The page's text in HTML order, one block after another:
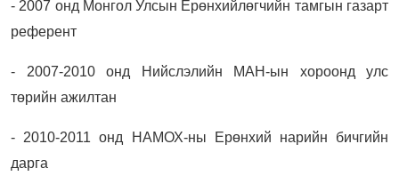
- 2007 онд Монгол Улсын Ерөнхийлөгчийн тамгын газарт
референт
- 2007-2010 онд Нийслэлийн МАН-ын хороонд улс
төрийн ажилтан
- 2010-2011 онд НАМОХ-ны Ерөнхий нарийн бичгийн
дарга